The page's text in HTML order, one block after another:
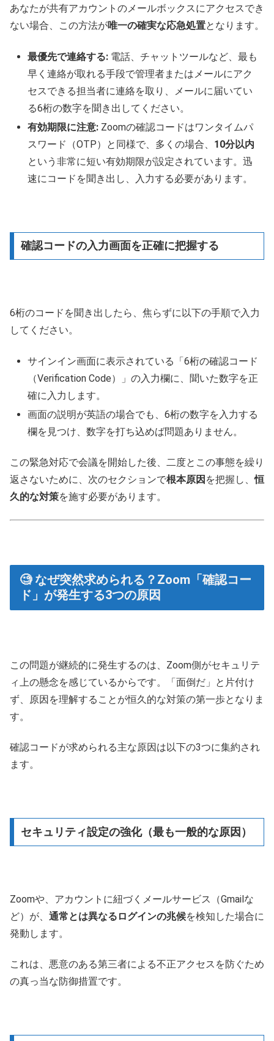
あなたが共有アカウントのメールボックスにアクセスでき
ない場合、この方法が唯一の確実な応急処置となります。
最優先で連絡する: 電話、チャットツールなど、最も
早く連絡が取れる手段で管理者またはメールにアク
セスできる担当者に連絡を取り、メールに届いてい
る6桁の数字を聞き出してください。
有効期限に注意: Zoomの確認コードはワンタイムパ
スワード（OTP）と同様で、多くの場合、 10分以内
という非常に短い有効期限が設定されています。迅
速にコードを聞き出し、入力する必要があります。
確認コードの入力画面を正確に把握する
6桁のコードを聞き出したら、焦らずに以下の手順で入力
してください。
サインイン画面に表示されている「6桁の確認コード
（Verification Code）」の入力欄に、聞いた数字を正
確に入力します。
画面の説明が英語の場合でも、6桁の数字を入力する
欄を見つけ、数字を打ち込めば問題ありません。
この緊急対応で会議を開始した後、二度とこの事態を繰り
返さないために、次のセクションで根本原因 を把握し、恒
久的な対策を施す必要があります。
🧐 なぜ突然求められる？Zoom「確認コー
ド」が発生する3つの原因
この問題が継続的に発生するのは、Zoom側がセキュリテ
ィ上の懸念を感じているからです。「面倒だ」と片付け
ず、原因を理解することが恒久的な対策の第一歩となりま
す。
確認コードが求められる主な原因は以下の3つに集約され
ます。
セキュリティ設定の強化（最も一般的な原因）
Zoomや、アカウントに紐づくメールサービス（Gmailな
ど）が、 通常とは異なるログインの兆候を検知した場合に
発動します。
これは、悪意のある第三者による不正アクセスを防ぐため
の真っ当な防御措置です。